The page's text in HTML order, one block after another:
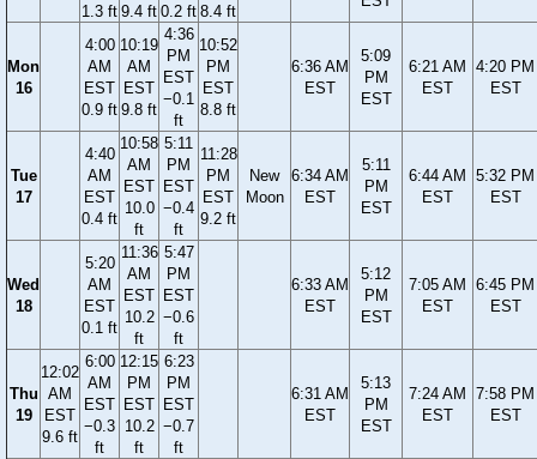
1.3 ft 9.4 ft 0.2 ft 8.4 ft
Mon
16
4:00
AM
EST
0.9 ft
10:19
AM
EST
9.8 ft
4:36
PM
EST
−0.1
ft
10:52
PM
EST
8.8 ft
6:36 AM
EST
5:09
PM
EST
6:21 AM
EST
4:20 PM
EST
Tue
17
4:40
AM
EST
0.4 ft
10:58
AM
EST
10.0
ft
5:11
PM
EST
−0.4
ft
11:28
PM
EST
9.2 ft
New
Moon
6:34 AM
EST
5:11
PM
EST
6:44 AM
EST
5:32 PM
EST
Wed
18
5:20
AM
EST
0.1 ft
11:36
AM
EST
10.2
ft
5:47
PM
EST
−0.6
ft
6:33 AM
EST
5:12
PM
EST
7:05 AM
EST
6:45 PM
EST
Thu
19
12:02
AM
EST
9.6 ft
6:00
AM
EST
−0.3
ft
12:15
PM
EST
10.2
ft
6:23
PM
EST
−0.7
ft
6:31 AM
EST
5:13
PM
EST
7:24 AM
EST
7:58 PM
EST